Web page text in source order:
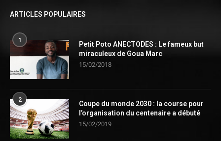
ARTICLES POPULAIRES
1
Petit Poto ANECTODES : Le fameux but
miraculeux de Goua Marc
15/02/2018
2
Coupe du monde 2030 : la course pour
l’organisation du centenaire a débuté
15/02/2019